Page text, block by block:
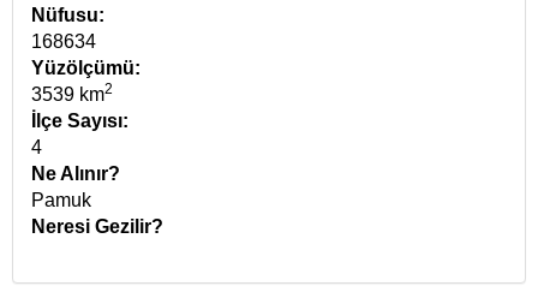
Nüfusu:
168634
Yüzölçümü:
3539 km2
İlçe Sayısı:
4
Ne Alınır?
Pamuk
Neresi Gezilir?